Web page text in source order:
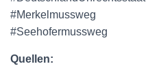
#Merkelmussweg
#Seehofermussweg
Quellen: